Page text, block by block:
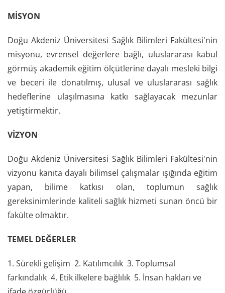
MİSYON
Doğu Akdeniz Üniversitesi Sağlık Bilimleri Fakültesi'nin
misyonu, evrensel değerlere bağlı, uluslararası kabul
görmüş akademik eğitim ölçütlerine dayalı mesleki bilgi
ve beceri ile donatılmış, ulusal ve uluslararası sağlık
hedeflerine ulaşılmasına katkı sağlayacak mezunlar
yetiştirmektir.
VİZYON
Doğu Akdeniz Üniversitesi Sağlık Bilimleri Fakültesi'nin
vizyonu kanıta dayalı bilimsel çalışmalar ışığında eğitim
yapan, bilime katkısı olan, toplumun sağlık
gereksinimlerinde kaliteli sağlık hizmeti sunan öncü bir
fakülte olmaktır.
TEMEL DEĞERLER
1. Sürekli gelişim 2. Katılımcılık 3. Toplumsal
farkındalık 4. Etik ilkelere bağlılık 5. İnsan hakları ve